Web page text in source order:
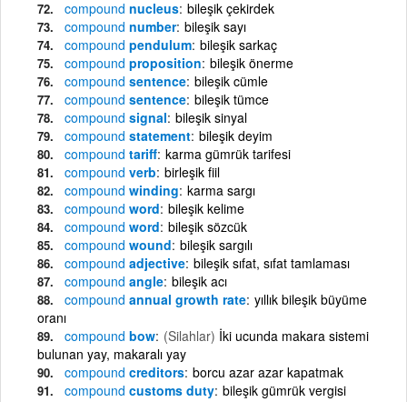
compound nucleus bileşik çekirdek
compound number bileşik sayı
compound pendulum bileşik sarkaç
compound proposition bileşik önerme
compound sentence bileşik cümle
compound sentence bileşik tümce
compound signal bileşik sinyal
compound statement bileşik deyim
compound tariff karma gümrük tarifesi
compound verb birleşik fiil
compound winding karma sargı
compound word bileşik kelime
compound word bileşik sözcük
compound wound bileşik sargılı
compound adjective bileşik sıfat, sıfat tamlaması
compound angle bileşik acı
compound annual growth rate yıllık bileşik büyüme
oranı
compound bow (Silahlar) İki ucunda makara sistemi
bulunan yay, makaralı yay
compound creditors borcu azar azar kapatmak
compound customs duty bileşik gümrük vergisi